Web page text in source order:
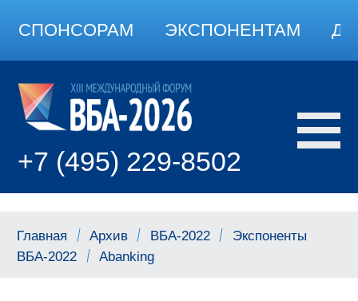
СПОНСОРАМ ЭКСПОНЕНТАМ
+7 (495) 229-8502
Главная Архив ВБА-2022
Экспоненты
ВБА-2022
Abanking